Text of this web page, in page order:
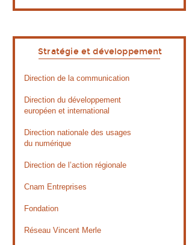
Direction de la communication
Direction du développement
européen et international
Direction nationale des usages
du numérique
Direction de l’action régionale
Fondation
Réseau Vincent Merle
Cnam Entreprises
Stratégie et développement